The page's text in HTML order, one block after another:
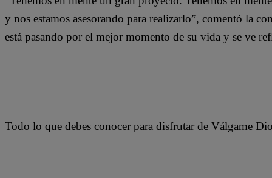
y nos estamos asesorando para realizarlo”, comentó la
está pasando por el mejor momento de su vida y se ve
Todo lo que debes conocer para disfrutar de Válgame